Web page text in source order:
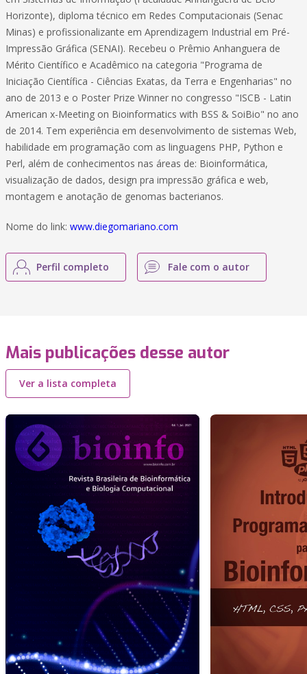
Horizonte), diploma técnico em Redes Computacionais (Senac
Minas) e profissionalizante em Aprendizagem Industrial em Pré-
Impressão Gráfica (SENAI). Recebeu o Prêmio Anhanguera de
Mérito Científico e Acadêmico na categoria "Programa de
Iniciação Científica - Ciências Exatas, da Terra e Engenharias" no
ano de 2013 e o Poster Prize Winner no congresso "ISCB - Latin
American x-Meeting on Bioinformatics with BSS & SoiBio" no ano
de 2014. Tem experiência em desenvolvimento de sistemas Web,
habilidade em programação com as linguagens PHP, Python e
Perl, além de conhecimentos nas áreas de: Bioinformática,
visualização de dados, design pra impressão gráfica e web,
montagem e anotação de genomas bacterianos.
Nome do link: www.diegomariano.com
Perfil completo Fale com o autor
Mais publicações desse autor
Ver a lista completa